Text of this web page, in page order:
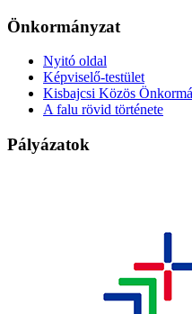
Önkormányzat
Nyitó oldal
Képviselő-testület
Kisbajcsi Közös
A falu rövid története
Pályázatok